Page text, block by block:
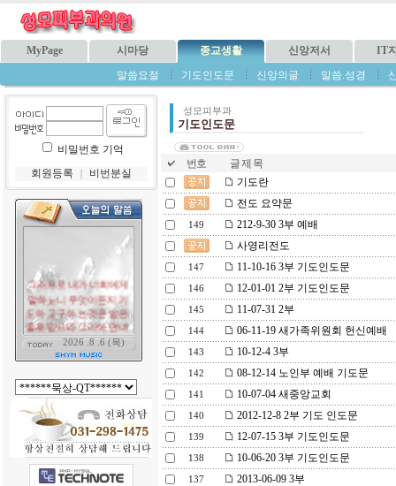
MyPage 시마당 종교생활 신앙저서
IT
말씀요절
기도인도문 신앙의글 말씀.성경
비밀번호 기억
회원등록
비번분실
성모피부과
기도인도문
번호
글 제 목
기도란
전도 요약문
149
212-9-30 3부 예배
사영리전도
147 11-10-16 3부 기도인도문
146 12-01-01 2부 기도인도문
145 11-07-31 2부
144 06-11-19 새가족위원회 헌신예배
143 10-12-4 3부
142 08-12-14 노인부 예배 기도문
141 10-07-04 새중앙교회
140 2012-12-8 2부 기도 인도문
139 12-07-15 3부 기도인도문
138 10-06-20 3부 기도인도문
137 2013-06-09 3부